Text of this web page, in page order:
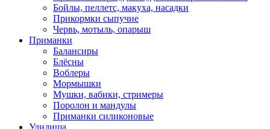
Бойлы, пеллетс, макуха, насадки
Прикормки сыпучие
Червь, мотыль, опарыш
Приманки
Балансиры
Блёсны
Воблеры
Мормышки
Мушки, вабики, стримеры
Поролон и мандулы
Приманки силиконовые
Удилища